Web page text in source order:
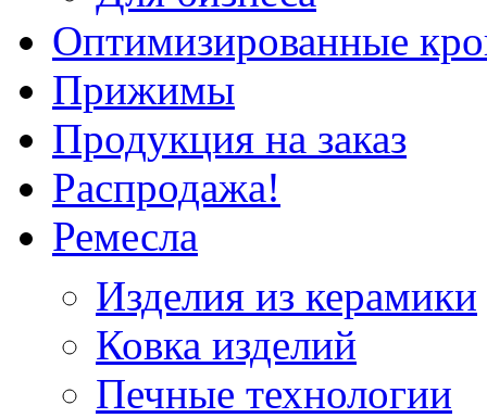
Оптимизированные
Прижимы
Продукция на заказ
Распродажа!
Ремесла
Изделия из керамики
Ковка изделий
Печные технологии